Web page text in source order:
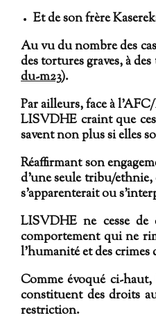
Et de son frère
Au vu du nombre des
des tortures graves, à
du-m23).
Par ailleurs, face à
LISVDHE craint que
savent non plus si elles
Réaffirmant son
d'une seule tribu/ethnie,
s’apparenterait ou
LISVDHE ne cesse de
comportement qui ne
l’humanité et des crimes
Comme évoqué ci-
constituent des droits
restriction.